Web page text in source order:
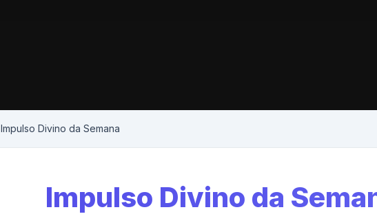
Impulso Divino da Semana
Impulso Divino da